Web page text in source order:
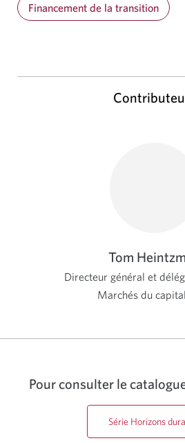
Financement de la transition
Tom
Directeur général et
Marchés du
Pour consulter le
Série Horizons